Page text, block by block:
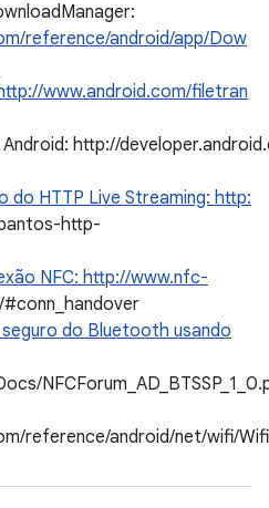
reference/android/app/Dow
www.android.com/filetran
http://
do HTTP Live Streaming: http:
http-
NFC: http://www.nfc-
do Bluetooth usando
reference/android/net/wifi/